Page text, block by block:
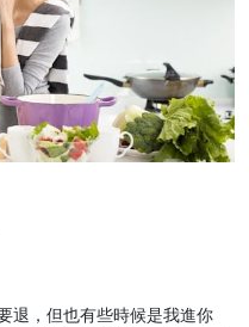
退，但也有些時候是我進你